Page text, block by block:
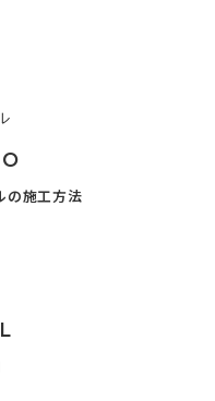
の施工方法